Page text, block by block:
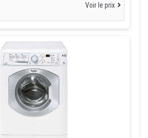
Voir le prix